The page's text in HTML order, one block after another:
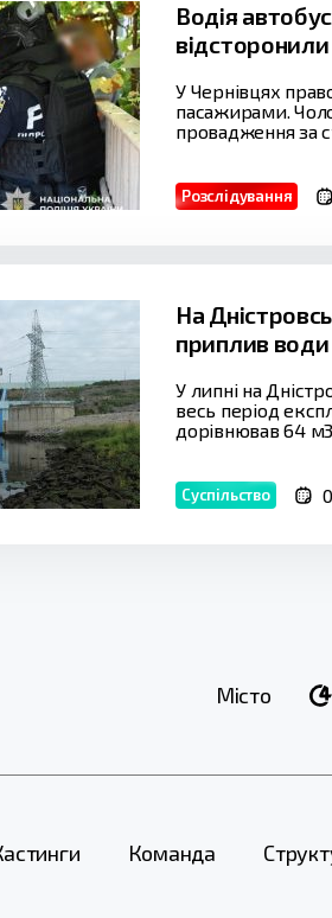
Водія
У Чернівцях
пасажирами.
провадження за
Розслідування
На
приплив води
У липні на
весь період
дорівнював 64 м3/
Суспільство
Місто
Команда